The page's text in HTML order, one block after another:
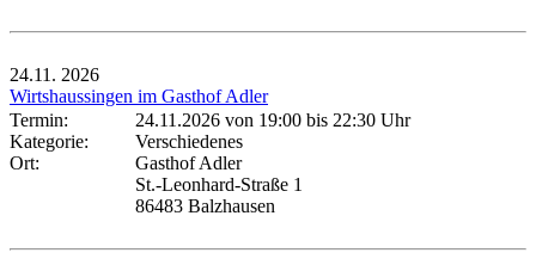
24.11. 2026
Wirtshaussingen im Gasthof Adler
Termin:
24.11.2026 von 19:00 bis 22:30 Uhr
Kategorie:
Verschiedenes
Ort:
Gasthof Adler
St.-Leonhard-Straße 1
86483 Balzhausen